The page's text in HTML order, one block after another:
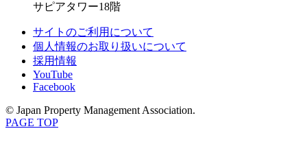
サピアタワー18階
サイトのご利用について
個人情報のお取り扱いについて
採用情報
YouTube
Facebook
© Japan Property Management Association.
PAGE TOP